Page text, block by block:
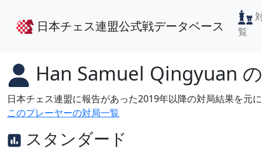
日本チェス連盟公式戦データベース
覧
Han Samuel Qingyuan
日本チェス連盟に報告があった2019年以降の対局結果を元
このプレーヤーの対局一覧
スタンダード